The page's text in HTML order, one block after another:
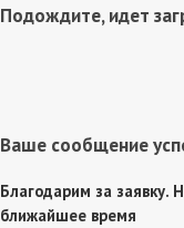
Подождите, идет
Ваше сообщение
Благодарим за
ближайшее время